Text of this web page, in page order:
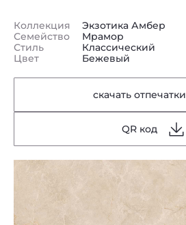
Коллекция
Семейство
Стиль
Цвет
Экзотика Амбер
Мрамор
Классический
Бежевый
скачать отпечатки
QR код